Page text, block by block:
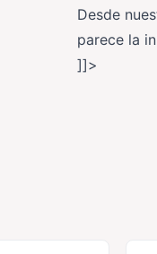
Desde
parece la
]]>